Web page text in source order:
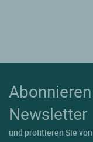
Newsletter
und profitieren Sie